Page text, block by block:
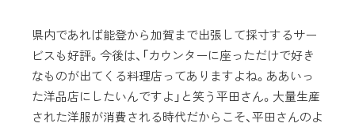
県内であれば能登から加賀まで出張して採寸するサー
ビスも好評。今後は、「カウンターに座っただけで好き
なものが出てくる料理店ってありますよね。ああいっ
た洋品店にしたいんですよ」と笑う平田さん。大量生産
された洋服が消費される時代だからこそ、平田さんのよ